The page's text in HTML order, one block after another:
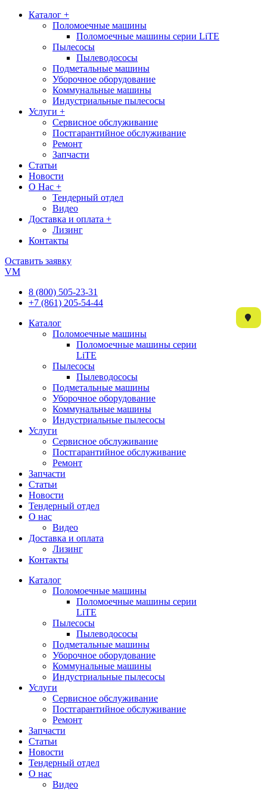
Каталог +
Поломоечные машины
Поломоечные машины серии LiTE
Пылесосы
Пылеводососы
Подметальные машины
Уборочное оборудование
Коммунальные машины
Индустриальные пылесосы
Услуги +
Сервисное обслуживание
Постгарантийное обслуживание
Ремонт
Запчасти
Статьи
Новости
О Нас +
Тендерный отдел
Видео
Доставка и оплата +
Лизинг
Контакты
Оставить заявку
VM
8 (800) 505-23-31
+7 (861) 205-54-44
Каталог
Поломоечные машины
Поломоечные машины серии
LiTE
Пылесосы
Пылеводососы
Подметальные машины
Уборочное оборудование
Коммунальные машины
Индустриальные пылесосы
Услуги
Сервисное обслуживание
Постгарантийное обслуживание
Ремонт
Запчасти
Статьи
Новости
Тендерный отдел
О нас
Видео
Доставка и оплата
Лизинг
Контакты
Каталог
Поломоечные машины
Поломоечные машины серии
LiTE
Пылесосы
Пылеводососы
Подметальные машины
Уборочное оборудование
Коммунальные машины
Индустриальные пылесосы
Услуги
Сервисное обслуживание
Постгарантийное обслуживание
Ремонт
Запчасти
Статьи
Новости
Тендерный отдел
О нас
Видео